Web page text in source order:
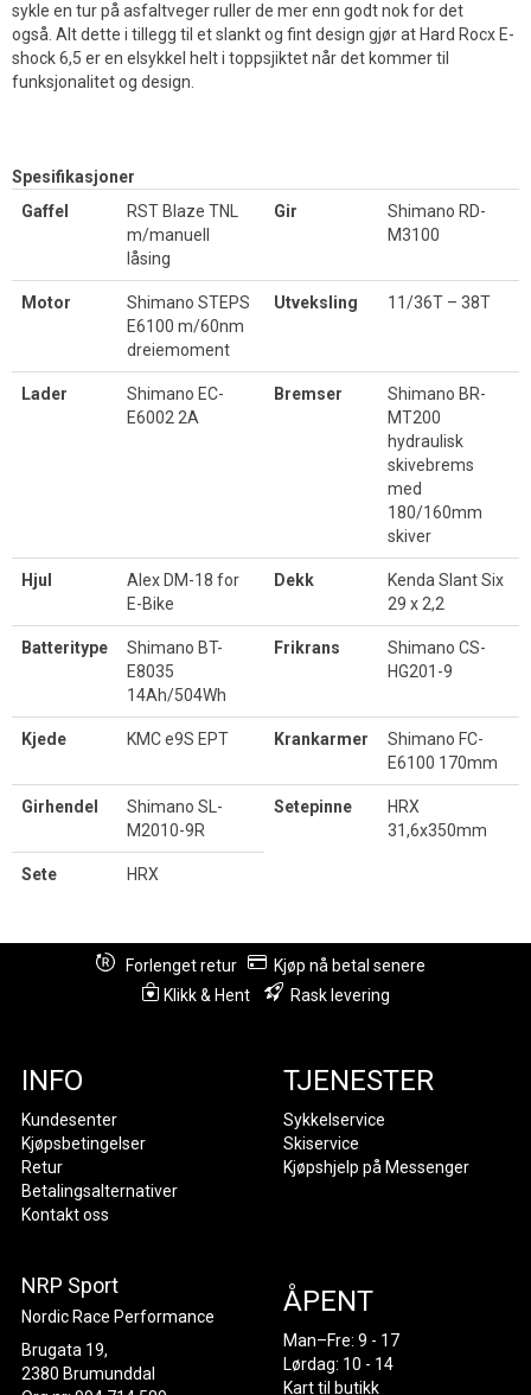
sykle en tur på asfaltveger ruller de mer enn godt nok for det
også. Alt dette i tillegg til et slankt og fint design gjør at Hard Rocx E-
shock 6,5 er en elsykkel helt i toppsjiktet når det kommer til
funksjonalitet og design.
Spesifikasjoner
Gaffel
RST Blaze TNL
m/manuell
låsing
Gir
Shimano RD-
M3100
Motor
Shimano STEPS
E6100 m/60nm
dreiemoment
Utveksling 11/36T – 38T
Lader
Shimano EC-
E6002 2A
Bremser
Shimano BR-
MT200
hydraulisk
skivebrems
med
180/160mm
skiver
Hjul
Alex DM-18 for
E-Bike
Dekk
Kenda Slant Six
29 x 2,2
Batteritype
Shimano BT-
E8035
14Ah/504Wh
Frikrans
Shimano CS-
HG201-9
Kjede KMC e9S EPT Krankarmer
Shimano FC-
E6100 170mm
Girhendel
Shimano SL-
M2010-9R
Setepinne
HRX
31,6x350mm
Sete HRX
Forlenget retur
Kjøp nå betal senere
Klikk & Hent
Rask levering
INFO
Kundesenter
Kjøpsbetingelser
Retur
Betalingsalternativer
Kontakt oss
TJENESTER
Sykkelservice
Skiservice
Kjøpshjelp på Messenger
NRP Sport
Nordic Race Performance
Brugata 19,
2380 Brumunddal
ÅPENT
Man–Fre: 9 - 17
Lørdag: 10 - 14
Kart til butikk